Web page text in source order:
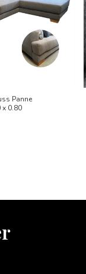
Panne
x 0.80